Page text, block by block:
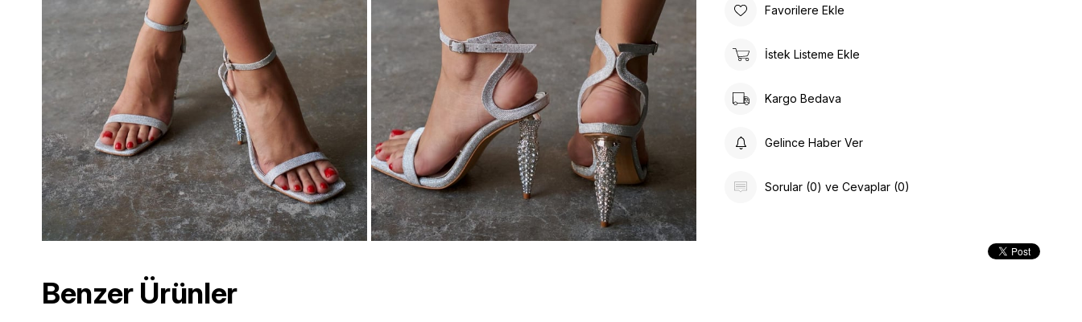
Favorilere Ekle
İstek Listeme Ekle
Kargo Bedava
Gelince Haber Ver
Sorular (0) ve Cevaplar (0)
Benzer Ürünler